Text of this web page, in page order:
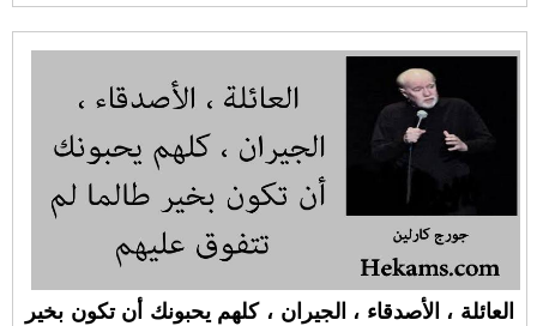
العائلة ، الأصدقاء ، الجيران ، كلهم يحبونك أن تكون بخير